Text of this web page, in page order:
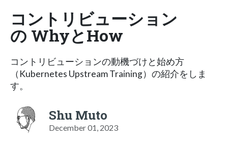
コントリビューション
の WhyとHow
コントリビューションの動機づけと始め方
（Kubernetes Upstream Training）の紹介をしま
す。
Shu Muto
December 01, 2023